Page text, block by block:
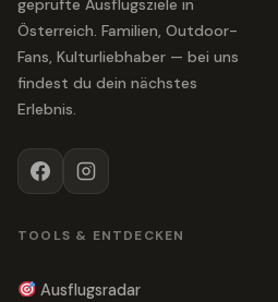
geprüfte Ausflugsziele in
Österreich. Familien, Outdoor-
Fans, Kulturliebhaber — bei uns
findest du dein nächstes
Erlebnis.
TOOLS & ENTDECKEN
Ausflugsradar